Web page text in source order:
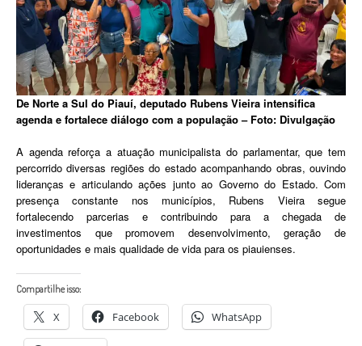
De Norte a Sul do Piauí, deputado Rubens Vieira intensifica
agenda e fortalece diálogo com a população – Foto: Divulgação
A agenda reforça a atuação municipalista do parlamentar, que tem
percorrido diversas regiões do estado acompanhando obras, ouvindo
lideranças e articulando ações junto ao Governo do Estado. Com
presença constante nos municípios, Rubens Vieira segue
fortalecendo parcerias e contribuindo para a chegada de
investimentos que promovem desenvolvimento, geração de
oportunidades e mais qualidade de vida para os piauienses.
Compartilhe isso:
X Facebook WhatsApp